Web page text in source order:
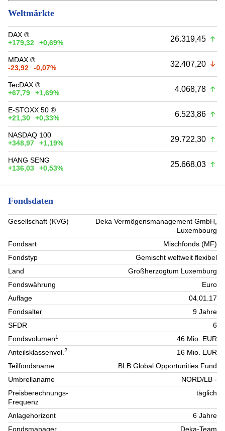
Weltmärkte
DAX ®
+179,32
+0,69% 26.319,45
MDAX ®
-23,92
-0,07% 32.407,20
TecDAX ®
+67,79
+1,69% 4.068,78
E-STOXX 50 ®
+21,30
+0,33% 6.523,86
NASDAQ 100
+348,97
+1,19% 29.722,30
HANG SENG
+136,03
+0,53% 25.668,03
Fondsdaten
Gesellschaft (KVG)
Deka Vermögensmanagement GmbH,
Luxembourg
Fondsart
Mischfonds (MF)
Fondstyp
Gemischt weltweit flexibel
Land
Großherzogtum Luxemburg
Fondswährung
Euro
Auflage
04.01.17
Fondsalter
9 Jahre
SFDR
6
Fondsvolumen1
46 Mio. EUR
Anteilsklassenvol.2
16 Mio. EUR
Teilfondsname
BLB Global Opportunities Fund
Umbrellaname
NORD/LB -
Preisberechnungs-
Frequenz
täglich
Anlagehorizont
6 Jahre
Fondsmanager
Deka-Team